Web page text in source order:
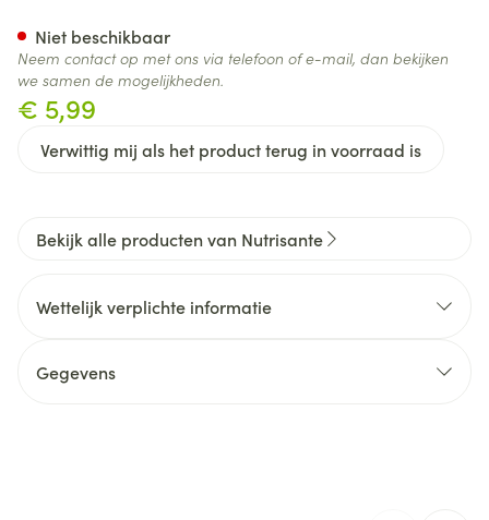
€ 5,99
Verwittig mij als het product terug in voorraad is
Niet beschikbaar
Neem contact op met ons via telefoon of e-mail, dan bekijken
we samen de mogelijkheden.
Bekijk alle producten van Nutrisante
Wettelijk verplichte informatie
Gegevens